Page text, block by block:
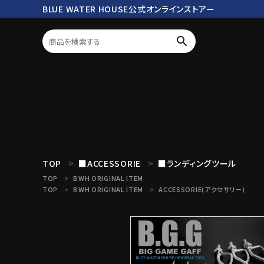
BLUE WATER HOUSE公式オンラインストアー
search
search
Mc works
BWH ORIGINAL ITEM
TOP ■ACCESSORIE ■ランディングツール
TOP
BWH ORIGINAL ITEM
TOP
BWH ORIGINAL ITEM ACCESSORIE(アクセサリー)